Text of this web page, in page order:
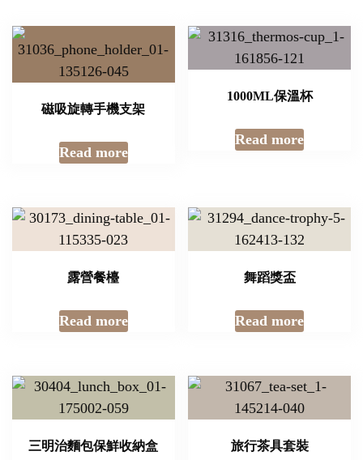
磁吸旋轉手機支架
Read more
1000ML保溫杯
Read more
露營餐檯
Read more
舞蹈獎盃
Read more
三明治麵包保鮮收納盒 旅行茶具套裝